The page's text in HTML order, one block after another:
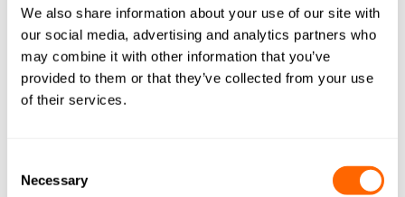
We also share information about your use of our site with
our social media, advertising and analytics partners who
may combine it with other information that you’ve
provided to them or that they’ve collected from your use
of their services.
Selection
Necessary